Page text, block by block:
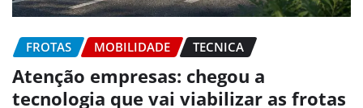
FROTAS MOBILIDADE TECNICA
Atenção empresas: chegou a
tecnologia que vai viabilizar as frotas